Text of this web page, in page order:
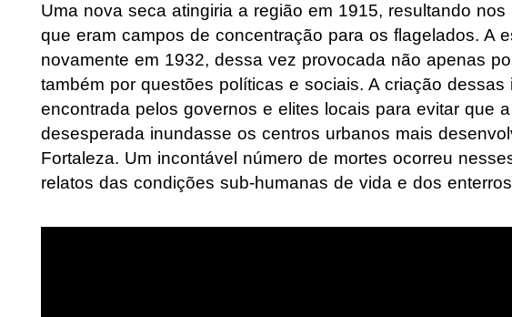
Uma nova seca atingiria a região em 1915, resultando
que eram campos de concentração para os flagelados. A
novamente em 1932, dessa vez provocada não apenas
também por questões políticas e sociais. A criação dessas
encontrada pelos governos e elites locais para evitar que
desesperada inundasse os centros urbanos mais
Fortaleza. Um incontável número de mortes ocorreu
relatos das condições sub-humanas de vida e dos